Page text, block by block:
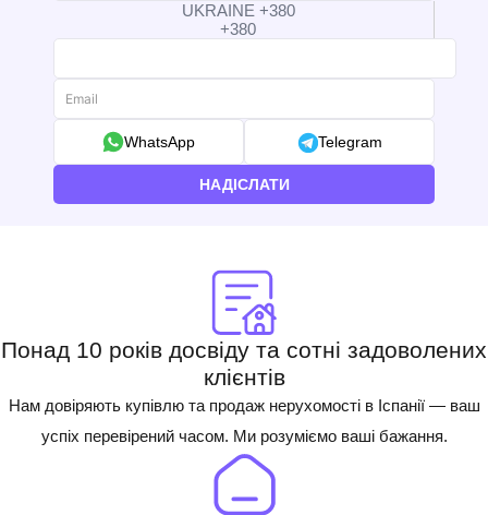
UKRAINE +380
+380
WhatsApp Telegram
НАДІСЛАТИ
Понад 10 років досвіду та сотні задоволених
клієнтів
Нам довіряють купівлю та продаж нерухомості в Іспанії — ваш
успіх перевірений часом. Ми розуміємо ваші бажання.